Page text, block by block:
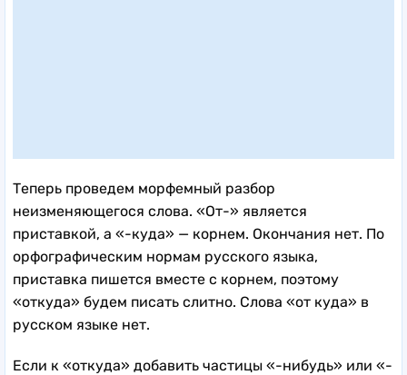
Теперь проведем морфемный разбор
неизменяющегося слова. «От-» является
приставкой, а «-куда» — корнем. Окончания нет. По
орфографическим нормам русского языка,
приставка пишется вместе с корнем, поэтому
«откуда» будем писать слитно. Слова «от куда» в
русском языке нет.
Если к «откуда» добавить частицы «-нибудь» или «-